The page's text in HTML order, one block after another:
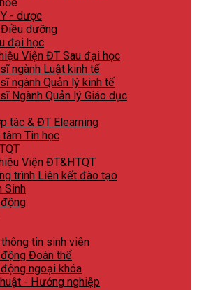
Y - dược
Điều dưỡng
đại học
Viện ĐT Sau đại học
ngành Luật kinh tế
ngành Quản lý kinh tế
Ngành Quản lý Giáo dục
tác & ĐT Elearning
tâm Tin học
Viện ĐT&HTQT
trình Liên kết đào tạo
Sinh
tin sinh viên
Đoàn thể
ngoại khóa
- Hướng nghiệp